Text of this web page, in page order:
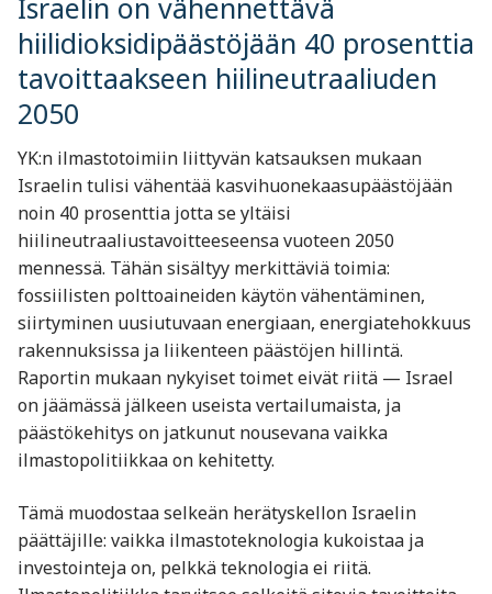
hiilidioksidipäästöjään 40 prosenttia
tavoittaakseen hiilineutraaliuden
2050
YK:n ilmastotoimiin liittyvän katsauksen mukaan
Israelin tulisi vähentää kasvihuonekaasupäästöjään
noin 40 prosenttia jotta se yltäisi
hiilineutraaliustavoitteeseensa vuoteen 2050
mennessä. Tähän sisältyy merkittäviä toimia:
fossiilisten polttoaineiden käytön vähentäminen,
siirtyminen uusiutuvaan energiaan, energiatehokkuus
rakennuksissa ja liikenteen päästöjen hillintä.
Raportin mukaan nykyiset toimet eivät riitä — Israel
on jäämässä jälkeen useista vertailumaista, ja
päästökehitys on jatkunut nousevana vaikka
ilmastopolitiikkaa on kehitetty.
Tämä muodostaa selkeän herätyskellon Israelin
päättäjille: vaikka ilmastoteknologia kukoistaa ja
investointeja on, pelkkä teknologia ei riitä.